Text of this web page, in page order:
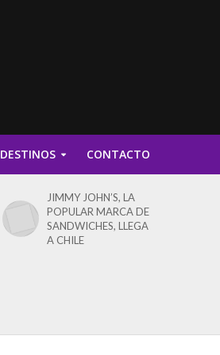
DESTINOS CONTACTO
JIMMY JOHN’S, LA
POPULAR MARCA DE
SANDWICHES, LLEGA
A CHILE